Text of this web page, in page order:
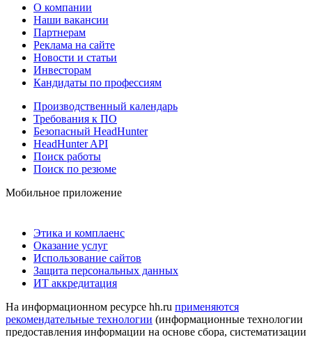
О компании
Наши вакансии
Партнерам
Реклама на сайте
Новости и статьи
Инвесторам
Кандидаты по профессиям
Производственный календарь
Требования к ПО
Безопасный HeadHunter
HeadHunter API
Поиск работы
Поиск по резюме
Мобильное приложение
Этика и комплаенс
Оказание услуг
Использование сайтов
Защита персональных данных
ИТ аккредитация
На информационном ресурсе hh.ru применяются
рекомендательные технологии (информационные технологии
предоставления информации на основе сбора, систематизации